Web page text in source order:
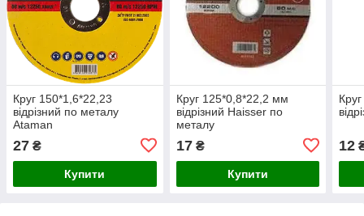
Круг 150*1,6*22,23
відрізний по металу
Ataman
27 ₴
Купити
Круг 125*0,8*22,2 мм
відрізний Haisser по
металу
17₴
Купити
12